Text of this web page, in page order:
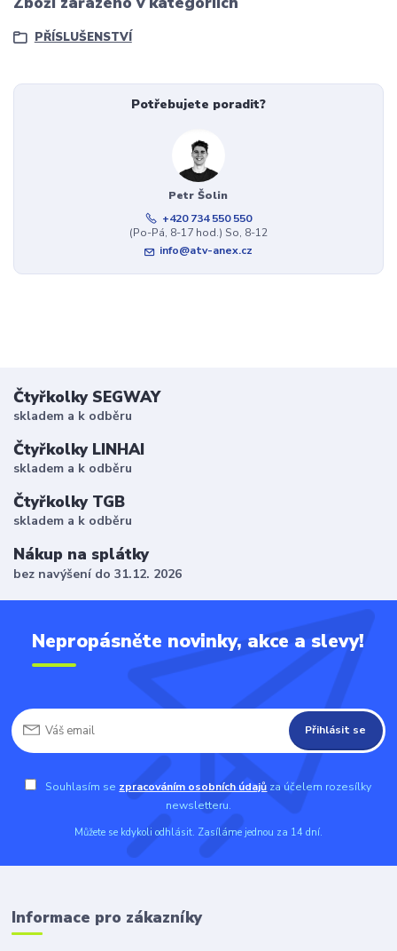
PŘÍSLUŠENSTVÍ
Potřebujete poradit?
Petr Šolin
+420 734 550 550
(Po-Pá, 8-17 hod.) So, 8-12
info@atv-anex.cz
Čtyřkolky SEGWAY
skladem a k odběru
Čtyřkolky LINHAI
skladem a k odběru
Čtyřkolky TGB
skladem a k odběru
Nákup na splátky
bez navýšení do 31.12. 2026
Nepropásněte novinky, akce a slevy!
Přihlásit se
Souhlasím se zpracováním osobních údajů za účelem rozesílky
newsletteru.
Můžete se kdykoli odhlásit. Zasíláme jednou za 14 dní.
Informace pro zákazníky